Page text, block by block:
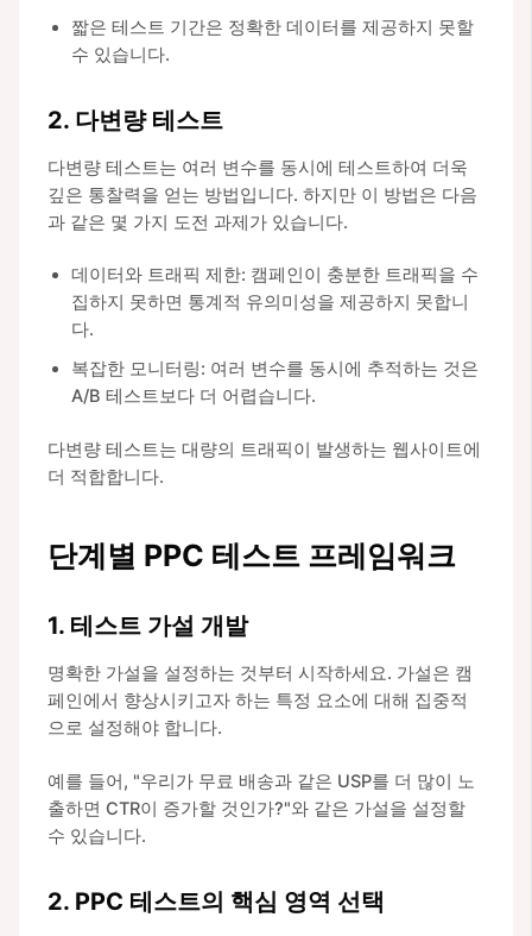
짧은 테스트 기간은 정확한 데이터를 제공하지 못할
수 있습니다.
2. 다변량 테스트
다변량 테스트는 여러 변수를 동시에 테스트하여 더욱
깊은 통찰력을 얻는 방법입니다. 하지만 이 방법은 다음
과 같은 몇 가지 도전 과제가 있습니다.
데이터와 트래픽 제한: 캠페인이 충분한 트래픽을 수
집하지 못하면 통계적 유의미성을 제공하지 못합니
다.
복잡한 모니터링: 여러 변수를 동시에 추적하는 것은
A/B 테스트보다 더 어렵습니다.
다변량 테스트는 대량의 트래픽이 발생하는 웹사이트에
더 적합합니다.
단계별 PPC 테스트 프레임워크
1. 테스트 가설 개발
명확한 가설을 설정하는 것부터 시작하세요. 가설은 캠
페인에서 향상시키고자 하는 특정 요소에 대해 집중적
으로 설정해야 합니다.
예를 들어, "우리가 무료 배송과 같은 USP를 더 많이 노
출하면 CTR이 증가할 것인가?"와 같은 가설을 설정할
수 있습니다.
2. PPC 테스트의 핵심 영역 선택